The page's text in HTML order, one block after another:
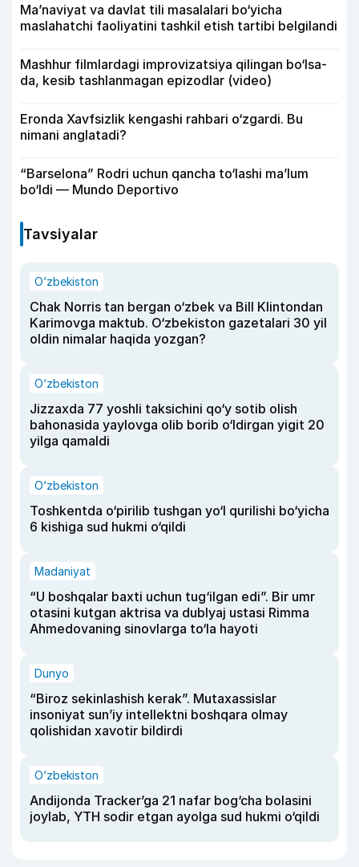
Ma’naviyat va davlat tili masalalari bo‘yicha
maslahatchi faoliyatini tashkil etish tartibi belgilandi
Mashhur filmlardagi improvizatsiya qilingan bo‘lsa-
da, kesib tashlanmagan epizodlar (video)
Eronda Xavfsizlik kengashi rahbari o‘zgardi. Bu
nimani anglatadi?
“Barselona” Rodri uchun qancha to‘lashi ma’lum
bo‘ldi — Mundo Deportivo
Tavsiyalar
O‘zbekiston
Chak Norris tan bergan o‘zbek va Bill Klintondan
Karimovga maktub. O‘zbekiston gazetalari 30 yil
oldin nimalar haqida yozgan?
O‘zbekiston
Jizzaxda 77 yoshli taksichini qo‘y sotib olish
bahonasida yaylovga olib borib o‘ldirgan yigit 20
yilga qamaldi
O‘zbekiston
Toshkentda o‘pirilib tushgan yo‘l qurilishi bo‘yicha
6 kishiga sud hukmi o‘qildi
Madaniyat
“U boshqalar baxti uchun tug‘ilgan edi”. Bir umr
otasini kutgan aktrisa va dublyaj ustasi Rimma
Ahmedovaning sinovlarga to‘la hayoti
Dunyo
“Biroz sekinlashish kerak”. Mutaxassislar
insoniyat sun’iy intellektni boshqara olmay
qolishidan xavotir bildirdi
O‘zbekiston
Andijonda Tracker’ga 21 nafar bog‘cha bolasini
joylab, YTH sodir etgan ayolga sud hukmi o‘qildi